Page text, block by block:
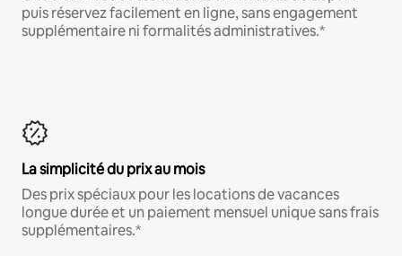
puis réservez facilement en ligne, sans engagement
supplémentaire ni formalités administratives.*
La simplicité du prix au mois
Des prix spéciaux pour les locations de vacances
longue durée et un paiement mensuel unique sans frais
supplémentaires.*